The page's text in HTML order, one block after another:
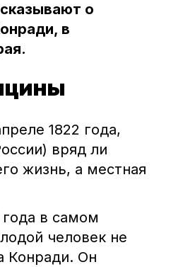
о
в
1822 года,
вряд ли
жизнь, а местная
в самом
человек не
Конради. Он